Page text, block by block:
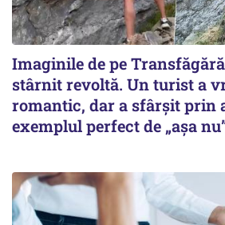
Imaginile de pe
stârnit revoltă. Un turist a
romantic, dar a sfârșit prin
exemplul perfect de „așa